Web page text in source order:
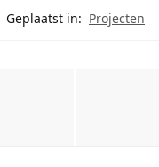
Geplaatst in: Projecten